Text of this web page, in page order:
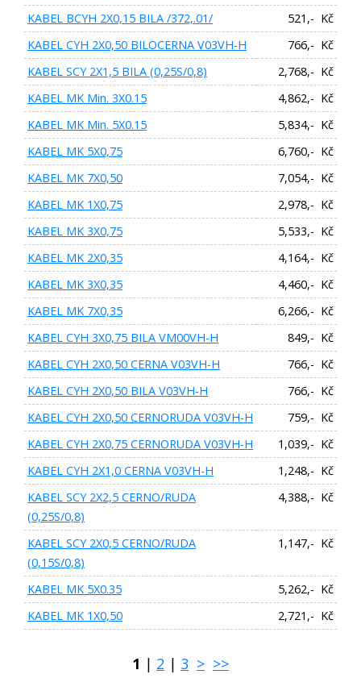
KABEL BCYH 2X0,15 BILA /372,.01/
521,- Kč
KABEL CYH 2X0,50 BILOCERNA V03VH-H
766,- Kč
KABEL SCY 2X1,5 BILA (0,25S/0,8)
2,768,- Kč
KABEL MK Min. 3X0.15
4,862,- Kč
KABEL MK Min. 5X0.15
5,834,- Kč
KABEL MK 5X0,75
6,760,- Kč
KABEL MK 7X0,50
7,054,- Kč
KABEL MK 1X0,75
2,978,- Kč
KABEL MK 3X0,75
5,533,- Kč
KABEL MK 2X0,35
4,164,- Kč
KABEL MK 3X0,35
4,460,- Kč
KABEL MK 7X0,35
6,266,- Kč
KABEL CYH 3X0,75 BILA VM00VH-H
849,- Kč
KABEL CYH 2X0,50 CERNA V03VH-H
766,- Kč
KABEL CYH 2X0,50 BILA V03VH-H
766,- Kč
KABEL CYH 2X0,50 CERNORUDA V03VH-H
759,- Kč
KABEL CYH 2X0,75 CERNORUDA V03VH-H
1,039,- Kč
KABEL CYH 2X1,0 CERNA V03VH-H
1,248,- Kč
KABEL SCY 2X2,5 CERNO/RUDA
(0,25S/0,8)
4,388,- Kč
KABEL SCY 2X0,5 CERNO/RUDA
(0,15S/0,8)
1,147,- Kč
KABEL MK 5X0.35
5,262,- Kč
KABEL MK 1X0,50
2,721,- Kč
1 | 2 | 3 > >>